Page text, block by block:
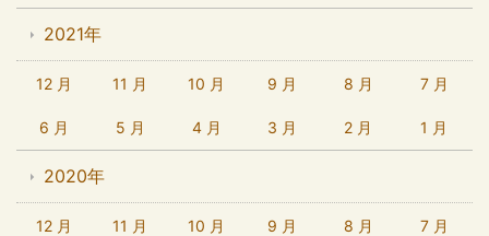
2021年
12 月 11 月 10 月 9 月 8 月 7 月
6 月 5 月 4 月 3 月 2 月 1 月
2020年
12 月 11 月 10 月 9 月 8 月 7 月